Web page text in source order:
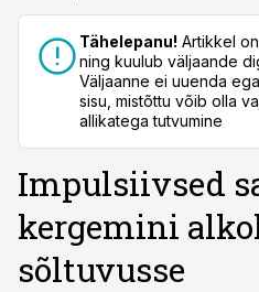
Tähelepanu! Artikkel
ning kuulub väljaande
Väljaanne ei uuenda
sisu, mistõttu võib olla
allikatega tutvumine
Impulsiivsed
kergemini
sõltuvusse